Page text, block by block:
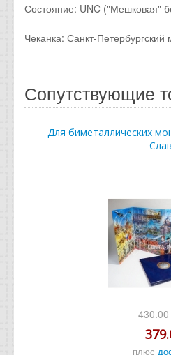
Состояние: UNC ("Мешковая"
Чеканка: Санкт-
Сопутствующие
Для биметаллических
430.00
плюс